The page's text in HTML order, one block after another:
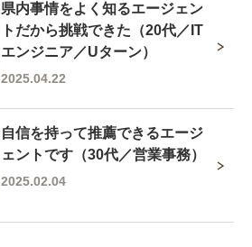
県内事情をよく知るエージェン
トだから挑戦できた（20代／IT
エンジニア／Uターン）
2025.04.22
自信を持って推薦できるエージ
ェントです（30代／営業事務）
2025.02.04